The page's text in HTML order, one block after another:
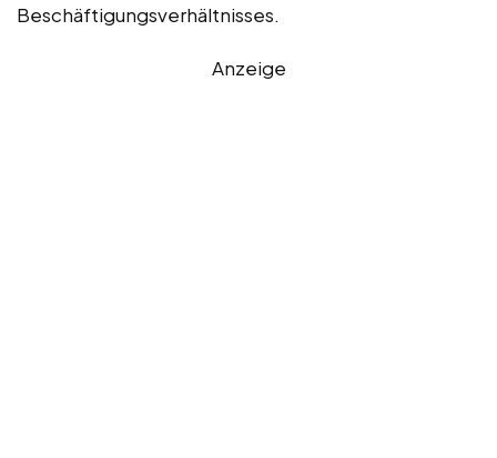
Beschäftigungsverhältnisses.
Anzeige